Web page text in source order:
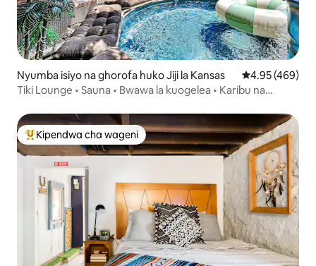
Nyumba isiyo na ghorofa huko Jiji la Kansas Ukadiriaji wa
4.95 (469)
Tiki Lounge • Sauna • Bwawa la kuogelea • Karibu na
Kipendwa maarufu cha wageni
Kipendwa cha wageni